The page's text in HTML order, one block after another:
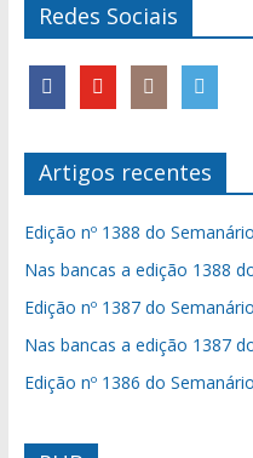
Redes Sociais
Artigos recentes
Edição nº 1388 do
Nas bancas a edição 1388
Edição nº 1387 do
Nas bancas a edição 1387
Edição nº 1386 do